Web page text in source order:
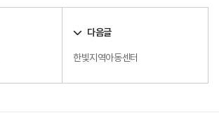
다음글
한빛지역아동센터